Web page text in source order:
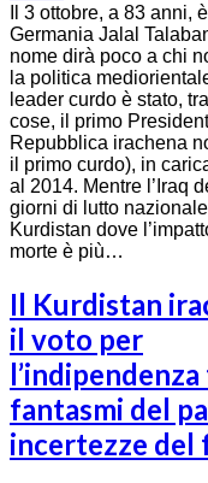
Il 3 ottobre, a 83 anni,
Germania Jalal
nome dirà poco a chi
la politica
leader curdo è stato,
cose, il primo
Repubblica irachena
il primo curdo), in
al 2014. Mentre l’Iraq
giorni di lutto
Kurdistan dove
morte è più…
Il Kurdistan
il voto per
fantasmi del
incertezze del